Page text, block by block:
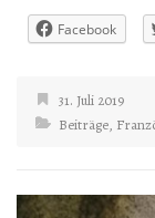
Facebook
31. Juli 2019
Beiträge,